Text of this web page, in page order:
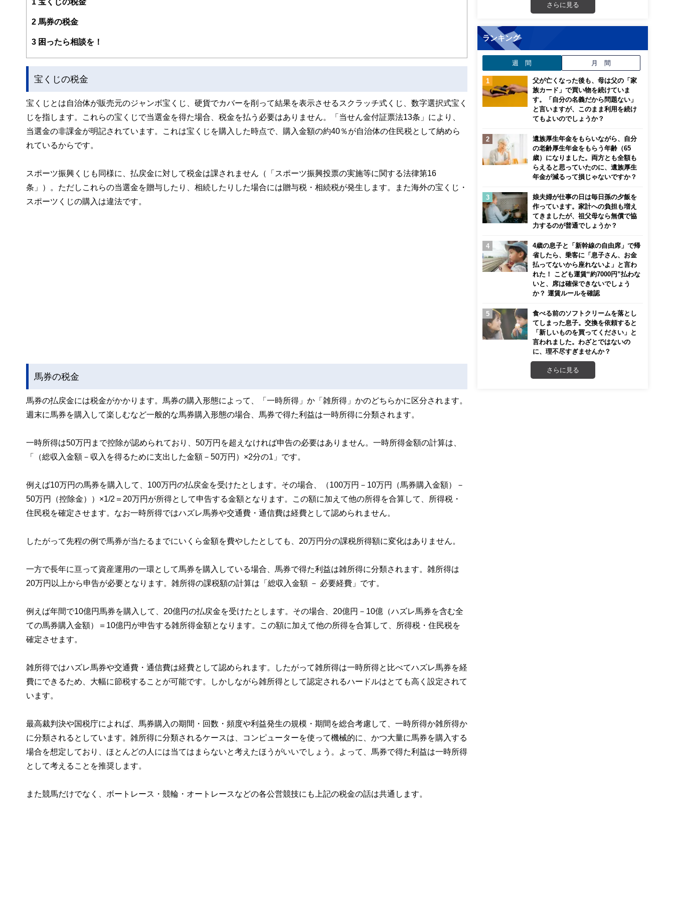
このように編集経験豊富なメンバーと金融や経済に精通した執筆者・監修者による執筆体制を築くことで、内容のわかりやすさはもちろんのこ
・住宅ローンアドバイザー
マネーコンサルタントとしての個人向け相談、NISA・iDeCoをはじめとした運用にまつわ
以上の執筆・監修をこなしており、これまでの執筆・監修実績は3,500本を超える。
2 馬券の税金
3 困ったら相談を！
宝くじの税金
宝くじとは自治体が販売元のジャンボ宝くじ、硬貨でカバーを削って結果を表示させるスクラッチ式くじ、数字選択式宝く
じを指します。これらの宝くじで当選金を得た場合、税金を払う必要はありません。「当せん金付証票法13条」により、
当選金の非課金が明記されています。これは宝くじを購入した時点で、購入金額の約40％が自治体の住民税として納めら
れているからです。
スポーツ振興くじも同様に、払戻金に対して税金は課されません（「スポーツ振興投票の実施等に関する法律第16
条」）。ただしこれらの当選金を贈与したり、相続したりした場合には贈与税・相続税が発生します。また海外の宝くじ・
スポーツくじの購入は違法です。
馬券の税金
馬券の払戻金には税金がかかります。馬券の購入形態によって、「一時所得」か「雑所得」かのどちらかに区分されます。
週末に馬券を購入して楽しむなど一般的な馬券購入形態の場合、馬券で得た利益は一時所得に分類されます。
一時所得は50万円まで控除が認められており、50万円を超えなければ申告の必要はありません。一時所得金額の計算は、
「（総収入金額－収入を得るために支出した金額－50万円）×2分の1」です。
例えば10万円の馬券を購入して、100万円の払戻金を受けたとします。その場合、（100万円－10万円（馬券購入金額）－
50万円（控除金））×1/2＝20万円が所得として申告する金額となります。この額に加えて他の所得を合算して、所得税・
住民税を確定させます。なお一時所得ではハズレ馬券や交通費・通信費は経費として認められません。
したがって先程の例で馬券が当たるまでにいくら金額を費やしたとしても、20万円分の課税所得額に変化はありません。
一方で長年に亘って資産運用の一環として馬券を購入している場合、馬券で得た利益は雑所得に分類されます。雑所得は
20万円以上から申告が必要となります。雑所得の課税額の計算は「総収入金額 － 必要経費」です。
例えば年間で10億円馬券を購入して、20億円の払戻金を受けたとします。その場合、20億円－10億（ハズレ馬券を含む全
ての馬券購入金額）＝10億円が申告する雑所得金額となります。この額に加えて他の所得を合算して、所得税・住民税を
確定させます。
雑所得ではハズレ馬券や交通費・通信費は経費として認められます。したがって雑所得は一時所得と比べてハズレ馬券を経
費にできるため、大幅に節税することが可能です。しかしながら雑所得として認定されるハードルはとても高く設定されて
います。
最高裁判決や国税庁によれば、馬券購入の期間・回数・頻度や利益発生の規模・期間を総合考慮して、一時所得か雑所得か
に分類されるとしています。雑所得に分類されるケースは、コンピューターを使って機械的に、かつ大量に馬券を購入する
場合を想定しており、ほとんどの人には当てはまらないと考えたほうがいいでしょう。よって、馬券で得た利益は一時所得
として考えることを推奨します。
また競馬だけでなく、ボートレース・競輪・オートレースなどの各公営競技にも上記の税金の話は共通します。
さらに見る
ランキング
週 間 月 間
父が亡くなった後も、母は父の「家
族カード」で買い物を続けていま
す。「自分の名義だから問題ない」
と言いますが、このまま利用を続け
てもよいのでしょうか？
遺族厚生年金をもらいながら、自分
の老齢厚生年金をもらう年齢（65
歳）になりました。両方とも全額も
らえると思っていたのに、遺族厚生
年金が減るって損じゃないですか？
娘夫婦が仕事の日は毎日孫の夕飯を
作っています。家計への負担も増え
てきましたが、祖父母なら無償で協
力するのが普通でしょうか？
4歳の息子と「新幹線の自由席」で帰
省したら、乗客に「息子さん、お金
払ってないから座れないよ」と言わ
れた！ こども運賃“約7000円”払わな
いと、席は確保できないでしょう
か？ 運賃ルールを確認
食べる前のソフトクリームを落とし
てしまった息子。交換を依頼すると
「新しいものを買ってください」と
言われました。わざとではないの
に、理不尽すぎませんか？
さらに見る